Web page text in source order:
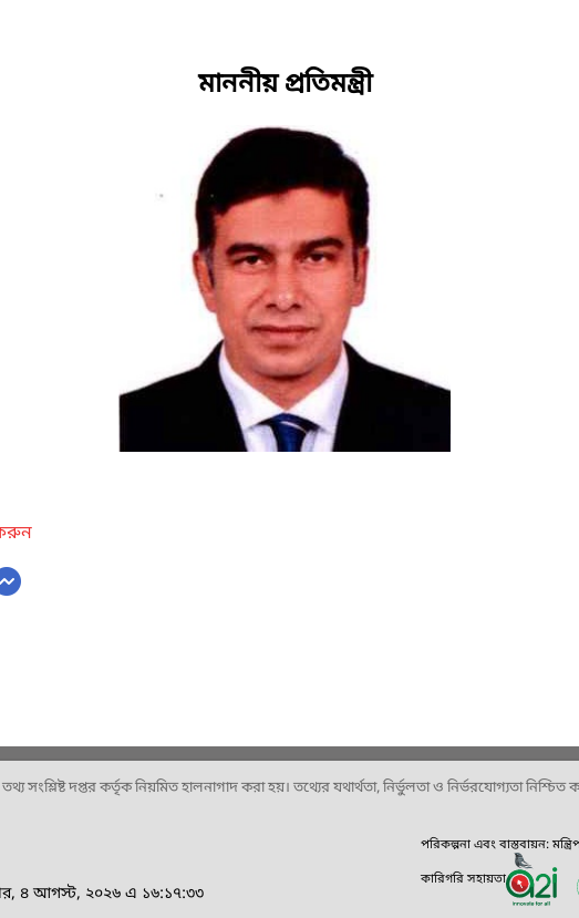
মাননীয় প্রতিমন্ত্রী
দপ্তর কর্তৃক নিয়মিত হালনাগাদ করা হয়। তথ্যের যথার্থতা, নির্ভুলতা ও নির্ভরযোগ্যতা নিশ্চিত
৪ আগস্ট, ২০২৬ এ ১৬:১৭:৩৩
পরিকল্পনা এবং বাস্তবায়ন:
কারিগরি সহায়তা